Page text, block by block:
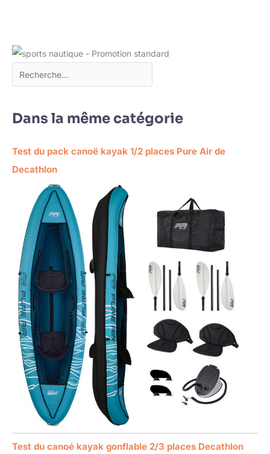
Dans la même catégorie
Test du pack canoë kayak 1/2 places Pure Air de
Decathlon
Test du canoé kayak gonflable 2/3 places Decathlon